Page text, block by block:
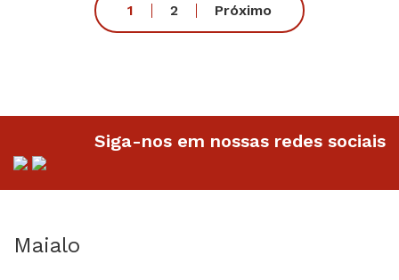
1 2 Próximo
Siga-nos em nossas redes sociais
Maialo